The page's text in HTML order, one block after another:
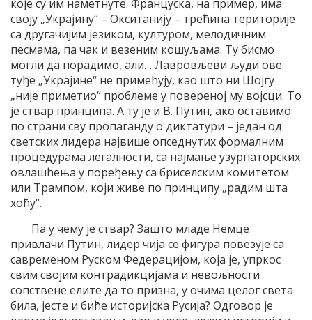
које су им наметнуте. Француска, на пример, има
своју „Украјину“ – Окситанију – трећина територије
са другачијим језиком, културом, мелодичним
песмама, па чак и везеним кошуљама. Ту бисмо
могли да порадимо, али… Лавровљеви људи ове
туђе „Украјине“ не примећују, као што ни Шојгу
„није приметио“ проблеме у повереној му војсци. То
је ствар принципа. А ту је и В. Путин, ако оставимо
по страни сву пропаганду о диктатури – један од
светских лидера највише опседнутих формалним
процедурама легалности, са најмање узурпаторских
овлашћења у поређењу са бриселским комитетом
или Трампом, који живе по принципу „радим шта
хоћу“.
Па у чему је ствар? Зашто младе Немце
привлачи Путин, лидер чија се фигура повезује са
савременом Руском Федерацијом, која је, упркос
свим својим контрадикцијама и невољности
сопствене елите да то призна, у очима целог света
била, јесте и биће историјска Русија? Одговор је